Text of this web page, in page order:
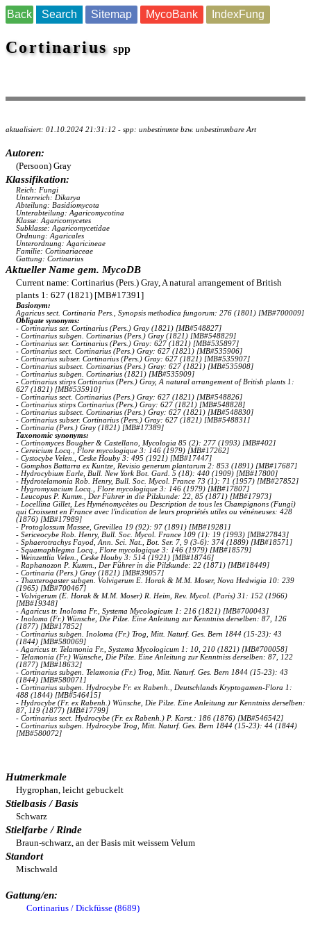
Back Search Sitemap MycoBank IndexFung
Cortinarius spp
aktualisiert: 01.10.2024 21:31:12 - spp: unbestimmte bzw. unbestimmbare Art
Autoren:
(Persoon) Gray
Klassifikation:
Reich: Fungi
Unterreich: Dikarya
Abteilung: Basidiomycota
Unterabteilung: Agaricomycotina
Klasse: Agaricomycetes
Subklasse: Agaricomycetidae
Ordnung: Agaricales
Unterordnung: Agaricineae
Familie: Cortinariaceae
Gattung: Cortinarius
Aktueller Name gem. MycoDB
Current name: Cortinarius (Pers.) Gray, A natural arrangement of British
plants 1: 627 (1821) [MB#17391]
Basionym:
Agaricus sect. Cortinaria Pers., Synopsis methodica fungorum: 276 (1801) [MB#700009]
Obligate synonyms:
- Cortinarius ser. Cortinarius (Pers.) Gray (1821) [MB#548827]
- Cortinarius subgen. Cortinarius (Pers.) Gray (1821) [MB#548829]
- Cortinarius ser. Cortinarius (Pers.) Gray: 627 (1821) [MB#535897]
- Cortinarius sect. Cortinarius (Pers.) Gray: 627 (1821) [MB#535906]
- Cortinarius subser. Cortinarius (Pers.) Gray: 627 (1821) [MB#535907]
- Cortinarius subsect. Cortinarius (Pers.) Gray: 627 (1821) [MB#535908]
- Cortinarius subgen. Cortinarius (1821) [MB#535909]
- Cortinarius stirps Cortinarius (Pers.) Gray, A natural arrangement of British plants 1:
627 (1821) [MB#535910]
- Cortinarius sect. Cortinarius (Pers.) Gray: 627 (1821) [MB#548826]
- Cortinarius stirps Cortinarius (Pers.) Gray: 627 (1821) [MB#548828]
- Cortinarius subsect. Cortinarius (Pers.) Gray: 627 (1821) [MB#548830]
- Cortinarius subser. Cortinarius (Pers.) Gray: 627 (1821) [MB#548831]
- Cortinaria (Pers.) Gray (1821) [MB#17389]
Taxonomic synonyms:
- Cortinomyces Bougher & Castellano, Mycologia 85 (2): 277 (1993) [MB#402]
- Cereicium Locq., Flore mycologique 3: 146 (1979) [MB#17262]
- Cystocybe Velen., Ceske Houby 3: 495 (1921) [MB#17447]
- Gomphos Battarra ex Kuntze, Revisio generum plantarum 2: 853 (1891) [MB#17687]
- Hydrocybium Earle, Bull. New York Bot. Gard. 5 (18): 440 (1909) [MB#17800]
- Hydrotelamonia Rob. Henry, Bull. Soc. Mycol. France 73 (1): 71 (1957) [MB#27852]
- Hygromyxacium Locq., Flore mycologique 3: 146 (1979) [MB#17807]
- Leucopus P. Kumm., Der Führer in die Pilzkunde: 22, 85 (1871) [MB#17973]
- Locellina Gillet, Les Hyménomycètes ou Description de tous les Champignons (Fungi)
qui Croissent en France avec l'indication de leurs propriétés utiles ou vénéneuses: 428
(1876) [MB#17989]
- Protoglossum Massee, Grevillea 19 (92): 97 (1891) [MB#19281]
- Sericeocybe Rob. Henry, Bull. Soc. Mycol. France 109 (1): 19 (1993) [MB#27843]
- Sphaerotrachys Fayod, Ann. Sci. Nat., Bot. Ser. 7, 9 (3-6): 374 (1889) [MB#18571]
- Squamaphlegma Locq., Flore mycologique 3: 146 (1979) [MB#18579]
- Weinzettlia Velen., Ceske Houby 3: 514 (1921) [MB#18746]
- Raphanozon P. Kumm., Der Führer in die Pilzkunde: 22 (1871) [MB#18449]
- Cortinaria (Pers.) Gray (1821) [MB#39057]
- Thaxterogaster subgen. Volvigerum E. Horak & M.M. Moser, Nova Hedwigia 10: 239
(1965) [MB#700467]
- Volvigerum (E. Horak & M.M. Moser) R. Heim, Rev. Mycol. (Paris) 31: 152 (1966)
[MB#19348]
- Agaricus tr. Inoloma Fr., Systema Mycologicum 1: 216 (1821) [MB#700043]
- Inoloma (Fr.) Wünsche, Die Pilze. Eine Anleitung zur Kenntniss derselben: 87, 126
(1877) [MB#17852]
- Cortinarius subgen. Inoloma (Fr.) Trog, Mitt. Naturf. Ges. Bern 1844 (15-23): 43
(1844) [MB#580069]
- Agaricus tr. Telamonia Fr., Systema Mycologicum 1: 10, 210 (1821) [MB#700058]
- Telamonia (Fr.) Wünsche, Die Pilze. Eine Anleitung zur Kenntniss derselben: 87, 122
(1877) [MB#18632]
- Cortinarius subgen. Telamonia (Fr.) Trog, Mitt. Naturf. Ges. Bern 1844 (15-23): 43
(1844) [MB#580071]
- Cortinarius subgen. Hydrocybe Fr. ex Rabenh., Deutschlands Kryptogamen-Flora 1:
488 (1844) [MB#546415]
- Hydrocybe (Fr. ex Rabenh.) Wünsche, Die Pilze. Eine Anleitung zur Kenntniss derselben:
87, 119 (1877) [MB#17799]
- Cortinarius sect. Hydrocybe (Fr. ex Rabenh.) P. Karst.: 186 (1876) [MB#546542]
- Cortinarius subgen. Hydrocybe Trog, Mitt. Naturf. Ges. Bern 1844 (15-23): 44 (1844)
[MB#580072]
Hutmerkmale
Hygrophan, leicht gebuckelt
Stielbasis / Basis
Schwarz
Stielfarbe / Rinde
Braun-schwarz, an der Basis mit weissem Velum
Standort
Mischwald
Gattung/en:
Cortinarius / Dickfüsse (8689)